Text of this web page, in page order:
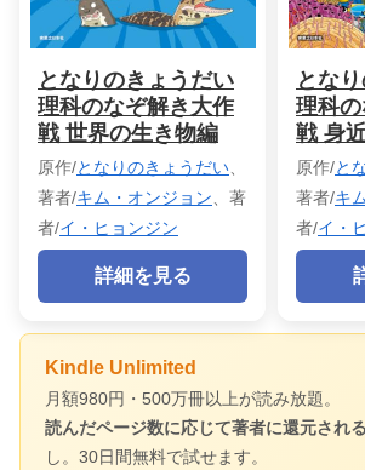
となりのきょうだい
理科のなぞ解き大作
戦 世界の生き物編
原作/となりのきょうだい
著者/キム・オンジョン 、著
者/イ・ヒョンジン
詳細を見る
とな
理科
戦 身
原作/と
著者/キ
者/イ・
Kindle Unlimited
月額980円・500万冊以上が読み放題。
読んだページ数に応じて著者に還元される
し。30日間無料で試せます。